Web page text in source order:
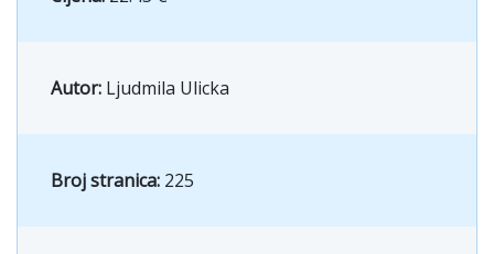
Autor: Ljudmila Ulicka
Broj stranica: 225